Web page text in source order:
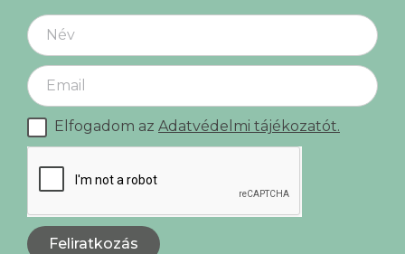
Elfogadom az Adatvédelmi tájékozatót.
Feliratkozás